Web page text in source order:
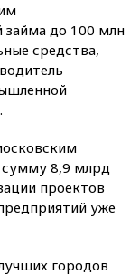
до 100 млн
средства,
8,9 млрд
проектов
уже
городов